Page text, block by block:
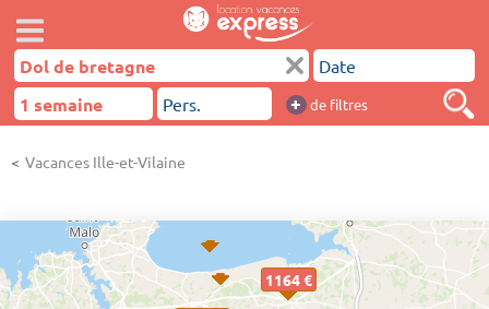
+ de filtres
Vacances Ille-et-Vilaine
1164 €